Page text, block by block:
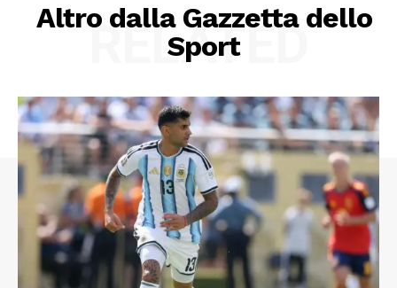
Altro dalla Gazzetta dello
Sport
RELATED